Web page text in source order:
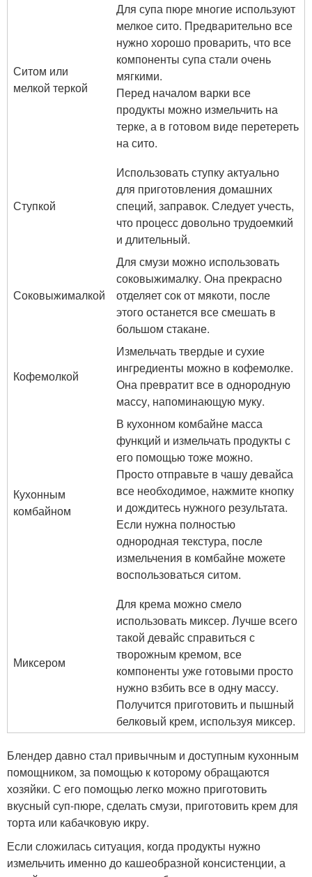
Ситом или
мелкой теркой
Для супа пюре многие используют
мелкое сито. Предварительно все
нужно хорошо проварить, что все
компоненты супа стали очень
мягкими.
Перед началом варки все
продукты можно измельчить на
терке, а в готовом виде перетереть
на сито.
Ступкой
Использовать ступку актуально
для приготовления домашних
специй, заправок. Следует учесть,
что процесс довольно трудоемкий
и длительный.
Соковыжималкой
Для смузи можно использовать
соковыжималку. Она прекрасно
отделяет сок от мякоти, после
этого останется все смешать в
большом стакане.
Кофемолкой
Измельчать твердые и сухие
ингредиенты можно в кофемолке.
Она превратит все в однородную
массу, напоминающую муку.
Кухонным
комбайном
В кухонном комбайне масса
функций и измельчать продукты с
его помощью тоже можно.
Просто отправьте в чашу девайса
все необходимое, нажмите кнопку
и дождитесь нужного результата.
Если нужна полностью
однородная текстура, после
измельчения в комбайне можете
воспользоваться ситом.
Миксером
Для крема можно смело
использовать миксер. Лучше всего
такой девайс справиться с
творожным кремом, все
компоненты уже готовыми просто
нужно взбить все в одну массу.
Получится приготовить и пышный
белковый крем, используя миксер.
Блендер давно стал привычным и доступным кухонным
помощником, за помощью к которому обращаются
хозяйки. С его помощью легко можно приготовить
вкусный суп-пюре, сделать смузи, приготовить крем для
торта или кабачковую икру.
Если сложилась ситуация, когда продукты нужно
измельчить именно до кашеобразной консистенции, а